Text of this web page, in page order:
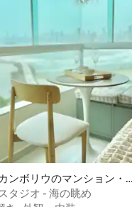
ンボリウのマンション・ア
タジオ - 海の眺め